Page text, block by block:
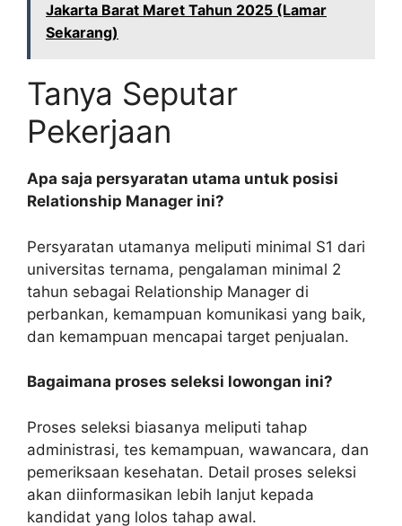
Jakarta Barat Maret Tahun 2025 (Lamar
Sekarang)
Tanya Seputar
Pekerjaan
Apa saja persyaratan utama untuk posisi
Relationship Manager ini?
Persyaratan utamanya meliputi minimal S1 dari
universitas ternama, pengalaman minimal 2
tahun sebagai Relationship Manager di
perbankan, kemampuan komunikasi yang baik,
dan kemampuan mencapai target penjualan.
Bagaimana proses seleksi lowongan ini?
Proses seleksi biasanya meliputi tahap
administrasi, tes kemampuan, wawancara, dan
pemeriksaan kesehatan. Detail proses seleksi
akan diinformasikan lebih lanjut kepada
kandidat yang lolos tahap awal.